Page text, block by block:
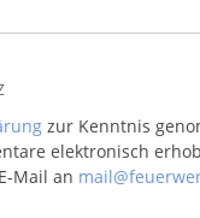
zur Kenntnis
elektronisch
Mail an